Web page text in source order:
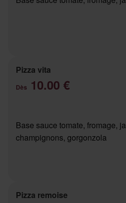
Pizza vita
Dès 10.00 €
Base sauce tomate, fromage,
champignons, gorgonzola
Pizza remoise